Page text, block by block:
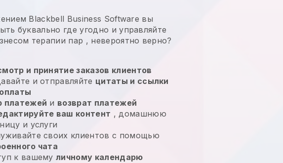
Blackbell Business Software вы
буквально где угодно иуправляйте
терапии пар , невероятно верно?
и принятие заказов клиентов
и отправляйте цитаты и ссылки
платежей и возврат платежей
ваш контент , домашнюю
и услуги
своих клиентов с помощью
чата
к вашемуличному календарю